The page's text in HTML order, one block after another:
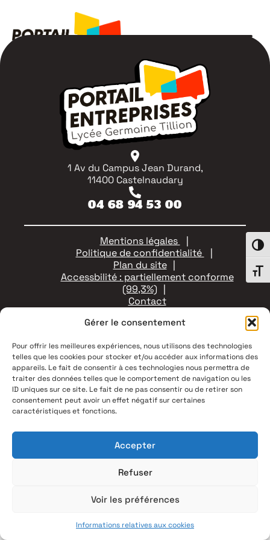
Gérer le consentement
Pour offrir les meilleures expériences, nous utilisons des technologies
telles que les cookies pour stocker et/ou accéder aux informations des
appareils. Le fait de consentir à ces technologies nous permettra de
traiter des données telles que le comportement de navigation ou les
ID uniques sur ce site. Le fait de ne pas consentir ou de retirer son
consentement peut avoir un effet négatif sur certaines
caractéristiques et fonctions.
Accepter
Refuser
Voir les préférences
Informations relatives aux cookies
1 Av du Campus Jean Durand,
11400 Castelnaudary
04 68 94 53 00
Mentions légales
Politique de confidentialité
Plan du site
Accessbilité : partiellement conforme
(99,3%)
Contact